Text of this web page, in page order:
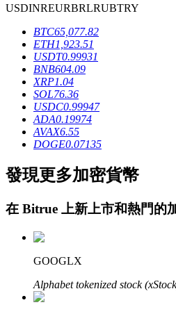
鎖倉BTR
輕鬆獲得多重福利
借貸數字貨幣，及時且安全的
USDINREURBRLRUBTRY
BTC65,077.82
ETH1,923.51
USDT0.99931
BNB604.09
XRP1.04
SOL76.36
USDC0.99947
ADA0.19974
AVAX6.55
DOGE0.07135
發現更多加密貨幣
在 Bitrue 上新上市和熱門的
GOOGLX
Alphabet tokenized stock